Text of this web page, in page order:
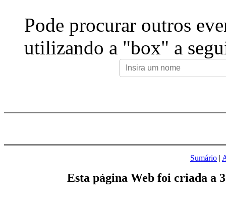
Pode procurar outros
utilizando a "box" a
Sumário |
Esta página Web foi criada a